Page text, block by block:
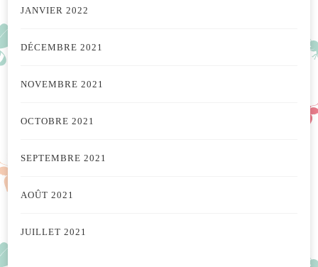
JANVIER 2022
DÉCEMBRE 2021
NOVEMBRE 2021
OCTOBRE 2021
SEPTEMBRE 2021
AOÛT 2021
JUILLET 2021